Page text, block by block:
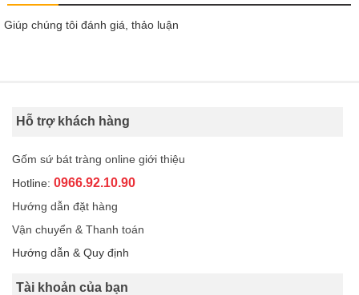
Giúp chúng tôi đánh giá, thảo luận
Hỗ trợ khách hàng
Gốm sứ bát tràng online giới thiệu
Hotline: 0966.92.10.90
Hướng dẫn đặt hàng
Vận chuyển & Thanh toán
Hướng dẫn & Quy định
Tài khoản của bạn